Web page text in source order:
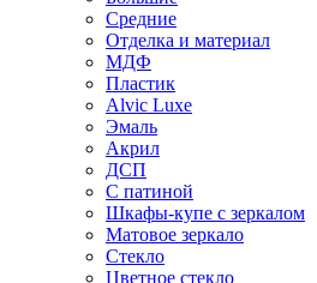
Средние
Отделка и материал
МДФ
Пластик
Alvic Luxe
Эмаль
Акрил
ДСП
С патиной
Шкафы-купе с зеркалом
Матовое зеркало
Стекло
Цветное стекло